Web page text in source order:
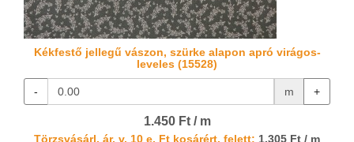
Kékfestő jellegű vászon, szürke alapon apró virágos-
leveles (15528)
- m +
1.450 Ft / m
Törzsvásárl. ár, v. 10 e. Ft kosárért. felett: 1.305 Ft / m